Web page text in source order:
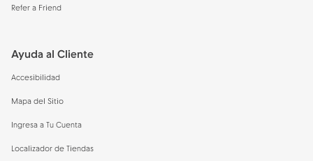
Refer a Friend
Ayuda al Cliente
Accesibilidad
Mapa del Sitio
Ingresa a Tu Cuenta
Localizador de Tiendas